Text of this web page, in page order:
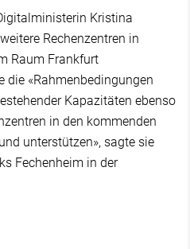
Kristina
Rechenzentren in
Raum Frankfurt
die «Rahmenbedingungen
Kapazitäten ebenso
in den kommenden
unterstützen», sagte sie
Fechenheim in der